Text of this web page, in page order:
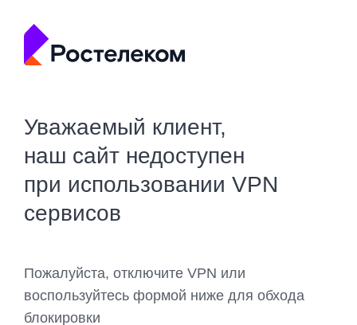
Уважаемый клиент,
наш сайт недоступен
при использовании VPN
сервисов
Пожалуйста, отключите VPN или
воспользуйтесь формой ниже для обхода
блокировки